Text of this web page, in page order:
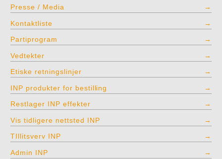
Presse / Media
Kontaktliste
Partiprogram
Vedtekter
Etiske retningslinjer
INP produkter for bestilling
Restlager INP effekter
Vis tidligere nettsted INP
TIllitsverv INP
Admin INP